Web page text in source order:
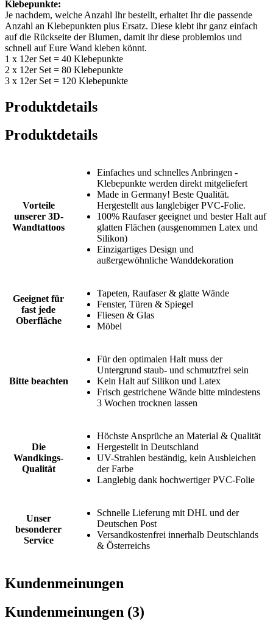
Klebepunkte:
Je nachdem, welche Anzahl Ihr bestellt, erhaltet Ihr die passende
Anzahl an Klebepunkten plus Ersatz. Diese klebt ihr ganz einfach
auf die Rückseite der Blumen, damit ihr diese problemlos und
schnell auf Eure Wand kleben könnt.
1 x 12er Set = 40 Klebepunkte
2 x 12er Set = 80 Klebepunkte
3 x 12er Set = 120 Klebepunkte
Produktdetails
Produktdetails
Vorteile
unserer 3D-
Wandtattoos
Einfaches und schnelles Anbringen -
Klebepunkte werden direkt mitgeliefert
Made in Germany! Beste Qualität.
Hergestellt aus langlebiger PVC-Folie.
100% Raufaser geeignet und bester Halt auf
glatten Flächen (ausgenommen Latex und
Silikon)
Einzigartiges Design und
außergewöhnliche Wanddekoration
Geeignet für
fast jede
Oberfläche
Tapeten, Raufaser & glatte Wände
Fenster, Türen & Spiegel
Fliesen & Glas
Möbel
Bitte beachten
Für den optimalen Halt muss der
Untergrund staub- und schmutzfrei sein
Kein Halt auf Silikon und Latex
Frisch gestrichene Wände bitte mindestens
3 Wochen trocknen lassen
Die
Wandkings-
Qualität
Höchste Ansprüche an Material & Qualität
Hergestellt in Deutschland
UV-Strahlen beständig, kein Ausbleichen
der Farbe
Langlebig dank hochwertiger PVC-Folie
Unser
besonderer
Service
Schnelle Lieferung mit DHL und der
Deutschen Post
Versandkostenfrei innerhalb Deutschlands
& Österreichs
Kundenmeinungen
Kundenmeinungen (3)